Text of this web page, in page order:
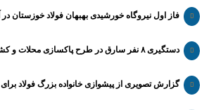
فاز اول نیروگاه خورشیدی بهبهان فولاد خوزستان در
دستگیری ۸ نفر سارق در طرح پاکسازی محلات و کشف ۱۷ فقره سرقت
گزارش تصویری از پیشوازی خانواده بزرگ فولاد